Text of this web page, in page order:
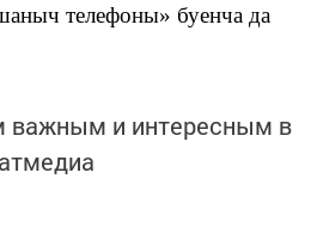
телефоны» буенча да
важным и интересным в